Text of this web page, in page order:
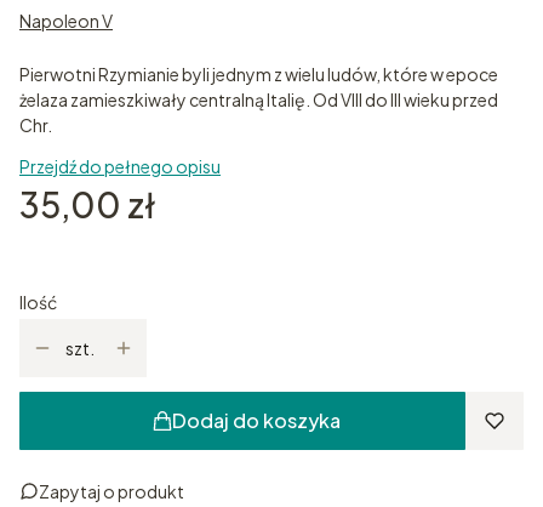
Napoleon V
Pierwotni Rzymianie byli jednym z wielu ludów, które w epoce
żelaza zamieszkiwały centralną Italię. Od VIII do III wieku przed
Chr.
Przejdź do pełnego opisu
Cena
35,00 zł
Ilość
szt.
Dodaj do koszyka
Zapytaj o produkt